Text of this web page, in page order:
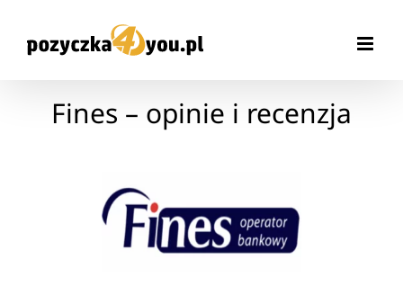
zawartości
Fines – opinie i recenzja